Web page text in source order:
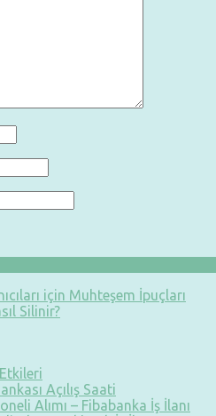
için Muhteşem İpuçları
Silinir?
Açılış Saati
Alımı – Fibabanka İş İlanı